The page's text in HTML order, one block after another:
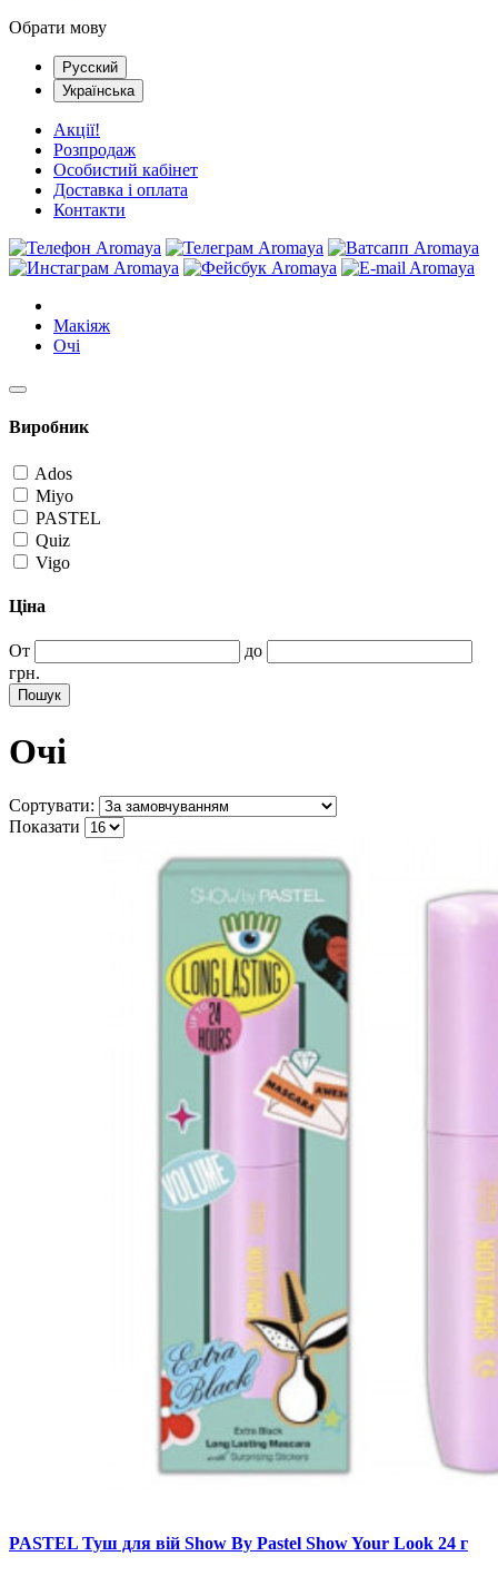
Обрати мову
Русский
Українська
Акції!
Розпродаж
Особистий кабінет
Доставка і оплата
Контакти
Макіяж
Очі
Виробник
Ados
Miyo
PASTEL
Quiz
Vigo
Ціна
От
до
грн.
Пошук
Очі
Сортувати:
Показати
PASTEL Туш для вій Show By Pastel Show Your Look 24 г